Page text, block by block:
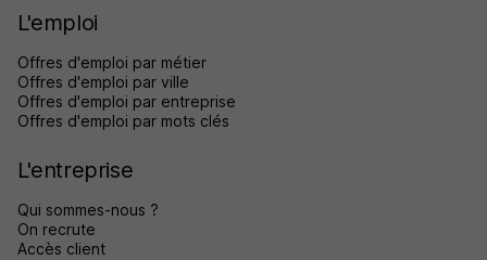
L'emploi
Offres d'emploi par métier
Offres d'emploi par ville
Offres d'emploi par entreprise
Offres d'emploi par mots clés
L'entreprise
Qui sommes-nous ?
On recrute
Accès client